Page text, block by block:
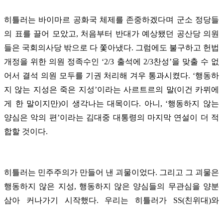
히틀러는 바이마르 공화국 체제를 존중하겠다며 군소 정당들
의 표를 끌어 모았고, 처음부터 반대가 예상됐던 공산당 의원
들은 국회의사당 밖으로 다 쫓아냈다. 그럼에도 불구하고 헌법
개정을 위한 의원 정족수인 ‘2/3 출석에 2/3찬성’을 맞출 수 없
어서 결석 의원 모두를 기권 처리해 겨우 통과시켰다. ‘행동하
지 않는 지성은 죽은 지성’이라는 사르트르의 말(이건 카뮈에
게 한 말이지만)이 생각나는 대목이다. 아니, ‘행동하지 않는
양심은 악의 편’이라는 김대중 대통령의 마지막 연설이 더 적
합할 것이다.
히틀러는 민주주의가 만들어 낸 괴물이었다. 그리고 그 괴물은
행동하지 않은 지성, 행동하지 않은 양심들의 무관심을 양분
삼아 커나가기 시작했다. 우리는 히틀러가 SS(친위대)와